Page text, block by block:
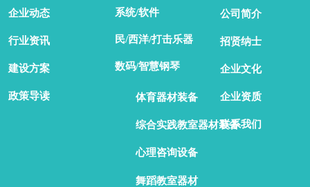
企业动态
行业资讯
建设方案
政策导读
系统/软件
民/西洋/打击乐器
数码/智慧钢琴
公司简介
招贤纳士
企业文化
企业资质
联系我们
体育器材装备
综合实践教室器材装备
心理咨询设备
舞蹈教室器材